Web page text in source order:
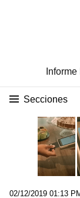
Secciones
02/12/2019 01:13